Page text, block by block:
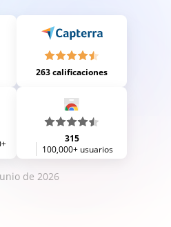
263 calificaciones
315
100,000+ usuarios
de 2026